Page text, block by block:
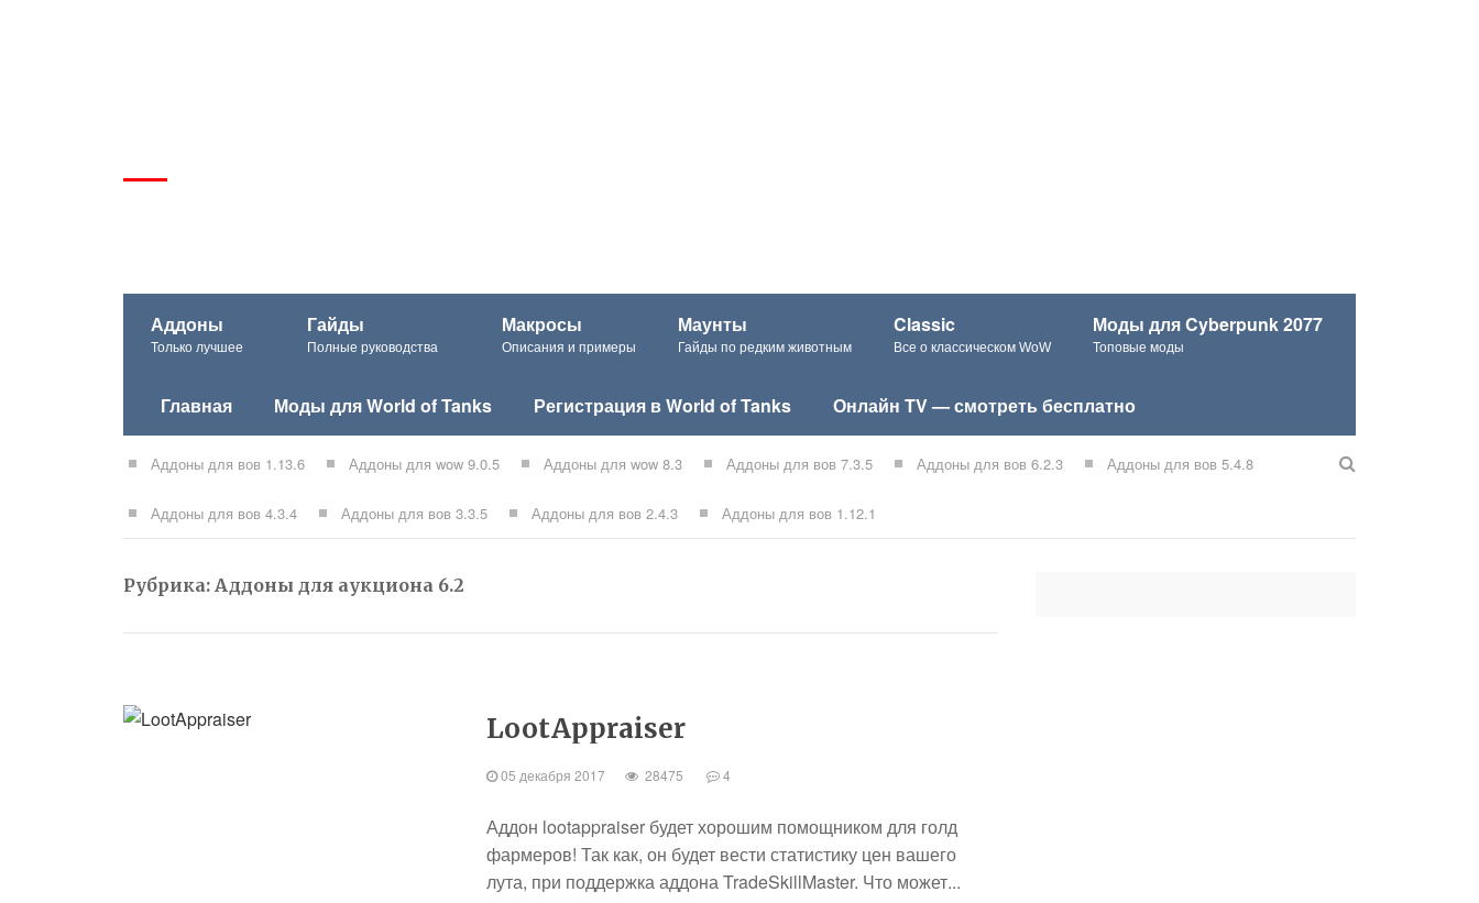
Аддоны
Только лучшее
Гайды
Полные руководства
Макросы
Описания и примеры
Маунты
Гайды по редким животным
Classic
Все о классическом WoW
Моды для Cyberpunk 2077
Топовые моды
Главная Моды для World of Tanks Регистрация в World of Tanks Онлайн TV — смотреть бесплатно
Аддоны для вов 1.13.6 Аддоны для wow 9.0.5 Аддоны для wow 8.3 Аддоны для вов 7.3.5 Аддоны для вов 6.2.3 Аддоны для вов 5.4.8
Аддоны для вов 4.3.4 Аддоны для вов 3.3.5 Аддоны для вов 2.4.3 Аддоны для вов 1.12.1
Рубрика: Аддоны для аукциона 6.2
LootAppraiser
05 декабря 2017 28475 4
Аддон lootappraiser будет хорошим помощником для голд
фармеров! Так как, он будет вести статистику цен вашего
лута, при поддержка аддона TradeSkillMaster. Что может...